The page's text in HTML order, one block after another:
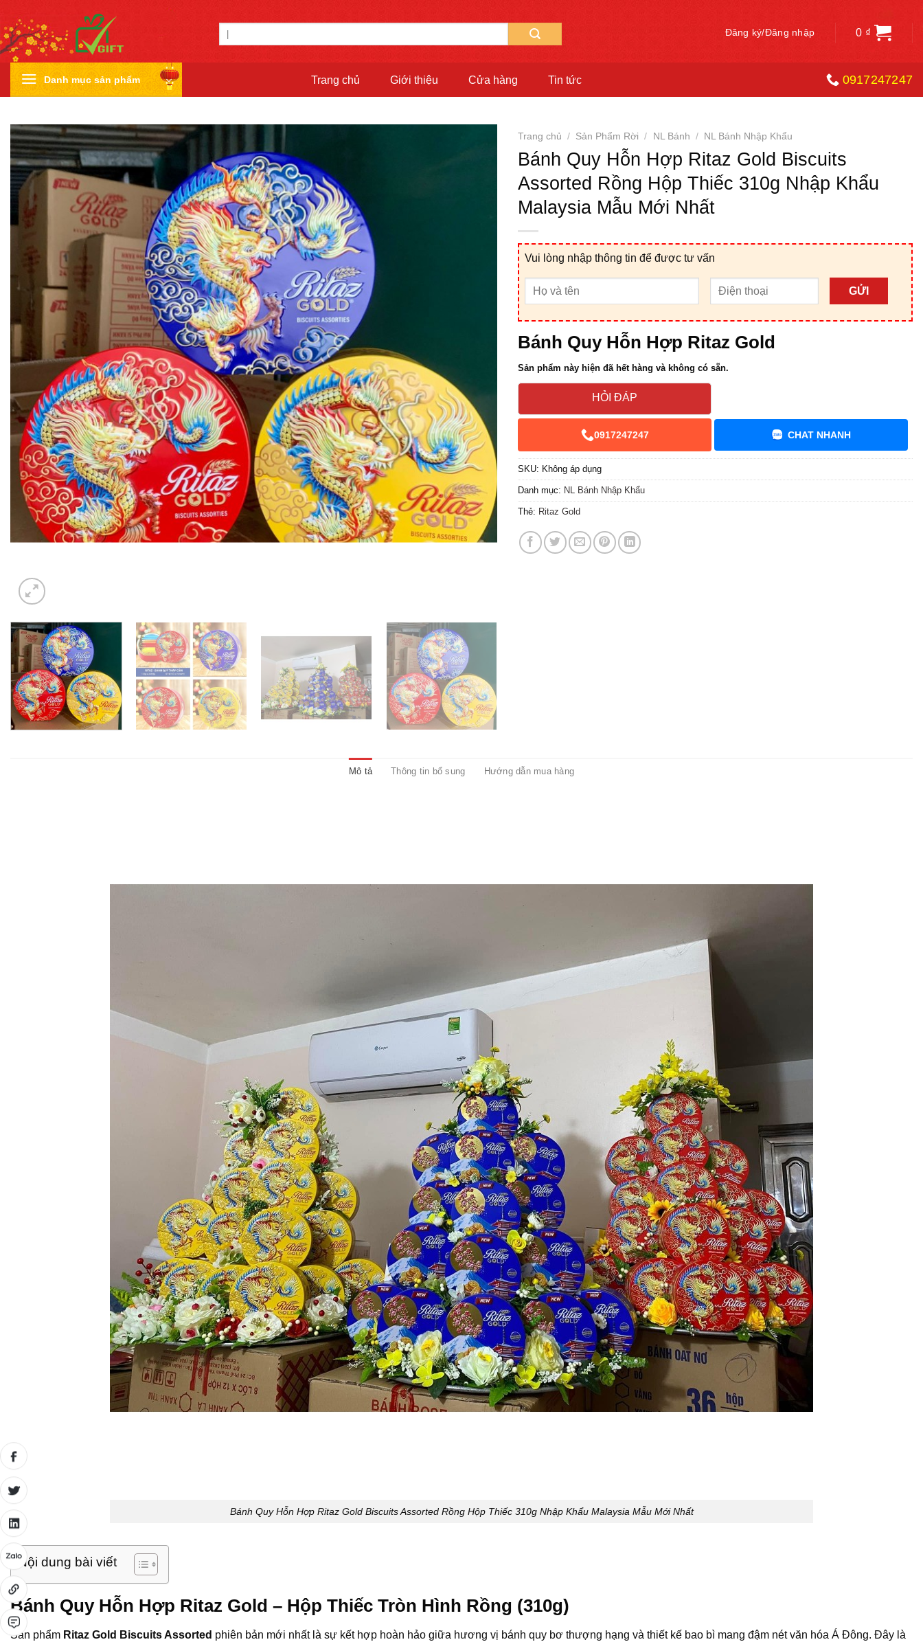
to
content
Tìm
kiếm:
Đăng ký/Đăng nhập 0 ₫
Danh mục sản phẩm Trang chủ Giới thiệu Cửa hàng Tin tức 0917247247
Trang chủ / Sản Phẩm Rời / NL Bánh / NL Bánh Nhập Khẩu
Bánh Quy Hỗn Hợp Ritaz Gold Biscuits
Assorted Rồng Hộp Thiếc 310g Nhập Khẩu
Malaysia Mẫu Mới Nhất
Vui lòng nhập thông tin để được tư vấn
GỬI
Bánh Quy Hỗn Hợp Ritaz Gold
Sản phẩm này hiện đã hết hàng và không có sẵn.
HỎI ĐÁP
0917247247 CHAT NHANH
SKU: Không áp dụng
Danh mục: NL Bánh Nhập Khẩu
Thẻ: Ritaz Gold
Mô tả Thông tin bổ sung Hướng dẫn mua hàng
Bánh Quy Hỗn Hợp Ritaz Gold Biscuits Assorted Rồng Hộp Thiếc 310g Nhập Khẩu Malaysia Mẫu Mới Nhất
Nội dung bài viết
Bánh Quy Hỗn Hợp Ritaz Gold – Hộp Thiếc Tròn Hình Rồng (310g)
Sản phẩm Ritaz Gold Biscuits Assorted phiên bản mới nhất là sự kết hợp hoàn hảo giữa hương vị bánh quy bơ thượng hạng và thiết kế bao bì mang đậm nét văn hóa Á Đông. Đây là